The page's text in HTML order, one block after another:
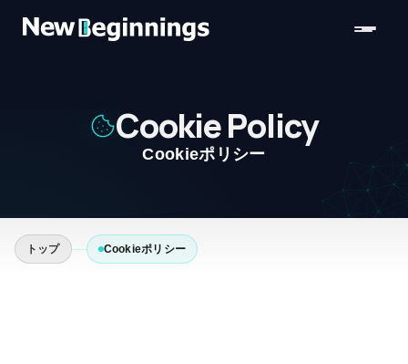
Cookie Policy
Cookieポリシー
トップ Cookieポリシー